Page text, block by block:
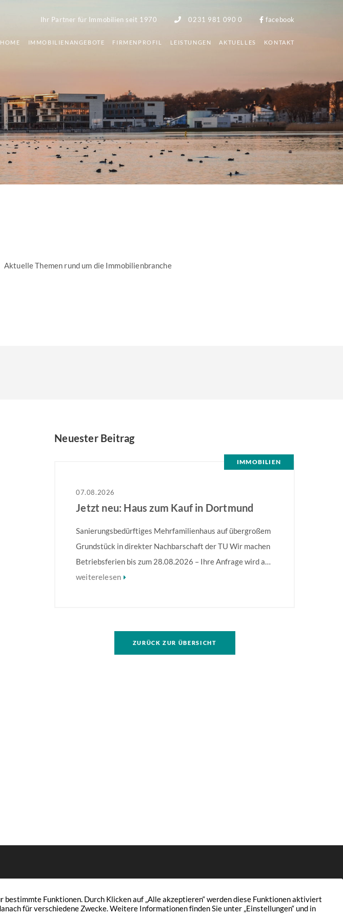
Ihr Partner für Immobilien seit 1970 0231 981 090 0 facebook
HOME IMMOBILIENANGEBOTE FIRMENPROFIL LEISTUNGEN AKTUELLES KONTAKT
Aktuelle Themen rund um die Immobilienbranche
Neuester Beitrag
IMMOBILIEN
07.08.2026
Jetzt neu: Haus zum Kauf in Dortmund
Sanierungsbedürftiges Mehrfamilienhaus auf übergroßem
Grundstück in direkter Nachbarschaft der TU Wir machen
Betriebsferien bis zum 28.08.2026 – Ihre Anfrage wird ab
dem 31.08.2026 bearbeitet! Sanierungsbedürftiges
Weitere Informationen finden Sie im Exposé.
weiterelesen
ZURÜCK ZUR ÜBERSICHT
Immobilien Wertermittlung
Aktuelles